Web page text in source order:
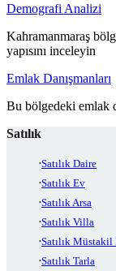
Demografi Analizi
Kahramanmaraş
yapısını inceleyin
Emlak Danışmanları
Bu bölgedeki emlak
Satılık
Satılık Daire
Satılık Ev
Satılık Arsa
Satılık Villa
Satılık Müstakil
Satılık Tarla